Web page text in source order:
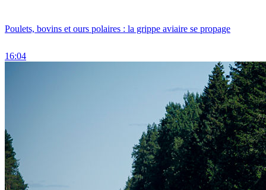
Poulets, bovins et ours polaires : la grippe aviaire se propage
16:04